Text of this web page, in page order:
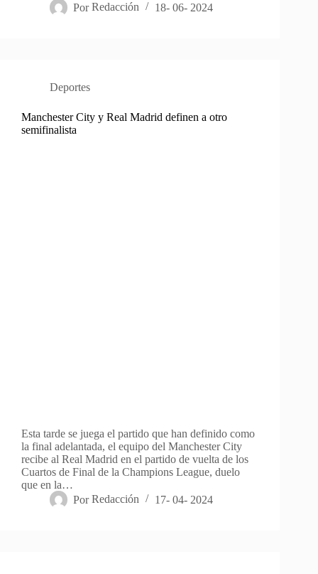
Por Redacción 18- 06- 2024
Deportes
Manchester City y Real Madrid definen a otro
semifinalista
Esta tarde se juega el partido que han definido como
la final adelantada, el equipo del Manchester City
recibe al Real Madrid en el partido de vuelta de los
Cuartos de Final de la Champions League, duelo
que en la…
Por Redacción 17- 04- 2024